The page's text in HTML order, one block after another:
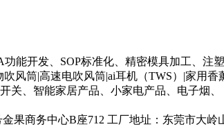
能开发、SOP标准化、精密模具加工、注
风筒|高速电吹风筒|ai耳机（TWS）|家用香
、智能家居产品、小家电产品、电子烟
果商务中心B座712 工厂地址：东莞市大岭